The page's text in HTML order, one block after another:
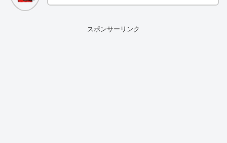
スポンサーリンク